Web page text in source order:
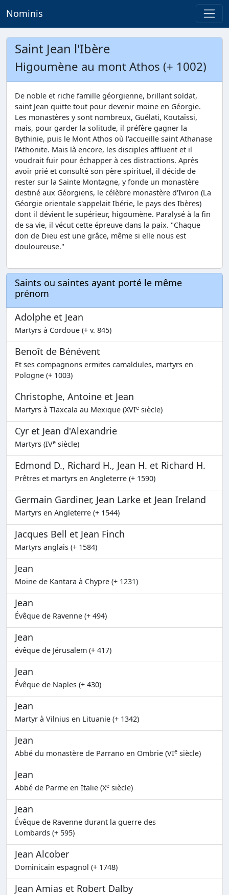
Nominis
Saint Jean l'Ibère
Higoumène au mont Athos (+ 1002)
De noble et riche famille géorgienne, brillant soldat,
saint Jean quitte tout pour devenir moine en Géorgie.
Les monastères y sont nombreux, Guélati, Koutaïssi,
mais, pour garder la solitude, il préfère gagner la
Bythinie, puis le Mont Athos où l'accueille saint Athanase
l'Athonite. Mais là encore, les disciples affluent et il
voudrait fuir pour échapper à ces distractions. Après
avoir prié et consulté son père spirituel, il décide de
rester sur la Sainte Montagne, y fonde un monastère
destiné aux Géorgiens, le célèbre monastère d'Iviron (La
Géorgie orientale s'appelait Ibérie, le pays des Ibères)
dont il dévient le supérieur, higoumène. Paralysé à la fin
de sa vie, il vécut cette épreuve dans la paix. "Chaque
don de Dieu est une grâce, même si elle nous est
douloureuse."
Saints ou saintes ayant porté le même
prénom
Adolphe et Jean
Martyrs à Cordoue (+ v. 845)
Benoît de Bénévent
Et ses compagnons ermites camaldules, martyrs en
Pologne (+ 1003)
Christophe, Antoine et Jean
Martyrs à Tlaxcala au Mexique (XVIe siècle)
Cyr et Jean d'Alexandrie
Martyrs (IVe siècle)
Edmond D., Richard H., Jean H. et Richard H.
Prêtres et martyrs en Angleterre (+ 1590)
Germain Gardiner, Jean Larke et Jean Ireland
Martyrs en Angleterre (+ 1544)
Jacques Bell et Jean Finch
Martyrs anglais (+ 1584)
Jean
Moine de Kantara à Chypre (+ 1231)
Jean
Évêque de Ravenne (+ 494)
Jean
évêque de Jérusalem (+ 417)
Jean
Évêque de Naples (+ 430)
Jean
Martyr à Vilnius en Lituanie (+ 1342)
Jean
Abbé du monastère de Parrano en Ombrie (VIe siècle)
Jean
Abbé de Parme en Italie (Xe siècle)
Jean
Évêque de Ravenne durant la guerre des
Lombards (+ 595)
Jean Alcober
Dominicain espagnol (+ 1748)
Jean Amias et Robert Dalby